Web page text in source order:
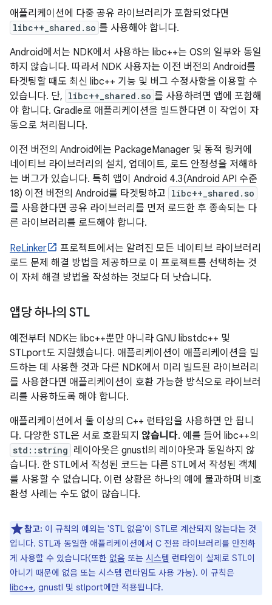
애플리케이션에 다중 공유 라이브러리가 포함되었다면
libc++_shared.so 를 사용해야 합니다.
Android에서는 NDK에서 사용하는 libc++는 OS의 일부와 동일
하지 않습니다. 따라서 NDK 사용자는 이전 버전의 Android를
타겟팅할 때도 최신 libc++ 기능 및 버그 수정사항을 이용할 수
있습니다. 단, libc++_shared.so 를 사용하려면 앱에 포함해
야 합니다. Gradle로 애플리케이션을 빌드한다면 이 작업이 자
동으로 처리됩니다.
이전 버전의 Android에는 PackageManager 및 동적 링커에
네이티브 라이브러리의 설치, 업데이트, 로드 안정성을 저해하
는 버그가 있습니다. 특히 앱이 Android 4.3(Android API 수준
18) 이전 버전의 Android를 타겟팅하고 libc++_shared.so
를 사용한다면 공유 라이브러리를 먼저 로드한 후 종속되는 다
른 라이브러리를 로드해야 합니다.
ReLinker
프로젝트에서는 알려진 모든 네이티브 라이브러리
로드 문제 해결 방법을 제공하므로 이 프로젝트를 선택하는 것
이 자체 해결 방법을 작성하는 것보다 더 낫습니다.
앱당 하나의 STL
예전부터 NDK는 libc++뿐만 아니라 GNU libstdc++ 및
STLport도 지원했습니다. 애플리케이션이 애플리케이션을 빌
드하는 데 사용한 것과 다른 NDK에서 미리 빌드된 라이브러리
를 사용한다면 애플리케이션이 호환 가능한 방식으로 라이브러
리를 사용하도록 해야 합니다.
애플리케이션에서 둘 이상의 C++ 런타임을 사용하면 안 됩니
다. 다양한 STL은 서로 호환되지 않습니다. 예를 들어 libc++의
std::string 레이아웃은 gnustl의 레이아웃과 동일하지 않
습니다. 한 STL에서 작성된 코드는 다른 STL에서 작성된 객체
를 사용할 수 없습니다. 이런 상황은 하나의 예에 불과하며 비호
환성 사례는 수도 없이 많습니다.
참고: 이 규칙의 예외는 'STL 없음'이 STL로 계산되지 않는다는 것
입니다. STL과 동일한 애플리케이션에서 C 전용 라이브러리를 안전하
게 사용할 수 있습니다(또한 없음 또는 시스템 런타임이 실제로 STL이
아니기 때문에 없음 또는 시스템 런타임도 사용 가능). 이 규칙은
libc++, gnustl 및 stlport에만 적용됩니다.